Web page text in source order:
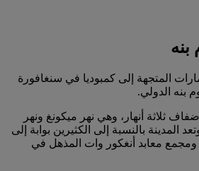
بنه
المتجهة إلى كمبوديا في سنغافورة
بنه الدولي.
ثلاثة أنهار، وهي نهر ميكونغ ونهر
المدينة بالنسبة إلى الكثيرين بوابة إلى
معابد أنغكور وات المذهل في